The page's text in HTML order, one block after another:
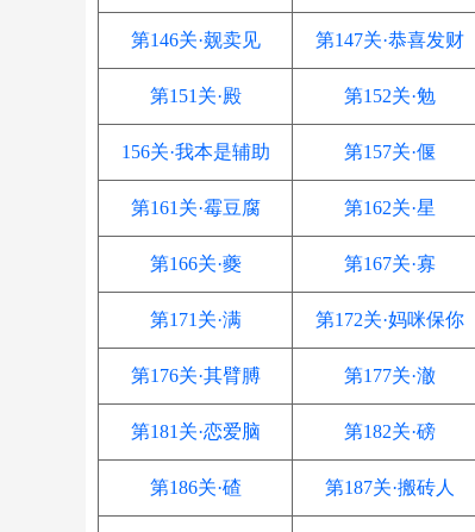
第146关·觌卖见 第147关·恭喜发财
第151关·殿 第152关·勉
156关·我本是辅助 第157关·偃
第161关·霉豆腐 第162关·星
第166关·夔 第167关·寡
第171关·满 第172关·妈咪保你
第176关·其臂膊 第177关·澈
第181关·恋爱脑 第182关·磅
第186关·碴 第187关·搬砖人